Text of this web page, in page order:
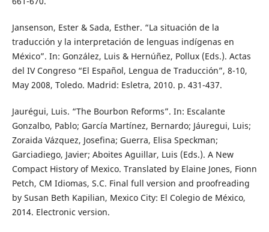
Jansenson, Ester & Sada, Esther. “La situación de la
traducción y la interpretación de lenguas indígenas en
México”. In: González, Luis & Hernúñez, Pollux (Eds.). Actas
del IV Congreso “El Español, Lengua de Traducción”, 8-10,
May 2008, Toledo. Madrid: Esletra, 2010. p. 431-437.
Jaurégui, Luis. “The Bourbon Reforms”. In: Escalante
Gonzalbo, Pablo; García Martínez, Bernardo; Jáuregui, Luis;
Zoraida Vázquez, Josefina; Guerra, Elisa Speckman;
Garciadiego, Javier; Aboites Aguillar, Luis (Eds.). A New
Compact History of Mexico. Translated by Elaine Jones, Fionn
Petch, CM Idiomas, S.C. Final full version and proofreading
by Susan Beth Kapilian, Mexico City: El Colegio de México,
2014. Electronic version.